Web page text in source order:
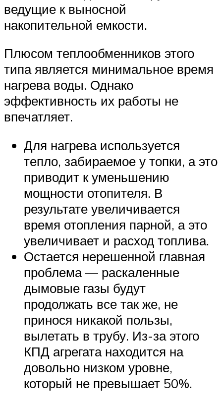
ведущие к выносной
накопительной емкости.
Плюсом теплообменников этого
типа является минимальное время
нагрева воды. Однако
эффективность их работы не
впечатляет.
Для нагрева используется
тепло, забираемое у топки, а это
приводит к уменьшению
мощности отопителя. В
результате увеличивается
время отопления парной, а это
увеличивает и расход топлива.
Остается нерешенной главная
проблема — раскаленные
дымовые газы будут
продолжать все так же, не
принося никакой пользы,
вылетать в трубу. Из-за этого
КПД агрегата находится на
довольно низком уровне,
который не превышает 50%.